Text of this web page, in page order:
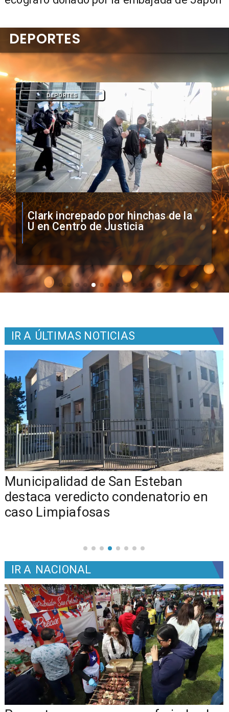
Vozinha firma contrato con Colo
Colo como nuevo arquero
DEPORTES
DEPORTES
IR A ÚLTIMAS NOTICIAS
Municipalidad de San Esteban
destaca veredicto condenatorio en
caso Limpiafosas
IR A NACIONAL